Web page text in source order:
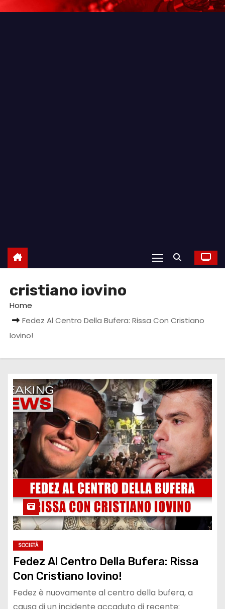
cristiano iovino
Home
Fedez Al Centro Della Bufera: Rissa Con Cristiano
Iovino!
SOCIETÀ
Fedez Al Centro Della Bufera: Rissa
Con Cristiano Iovino!
Fedez è nuovamente al centro della bufera, a
causa di un incidente accaduto di recente: